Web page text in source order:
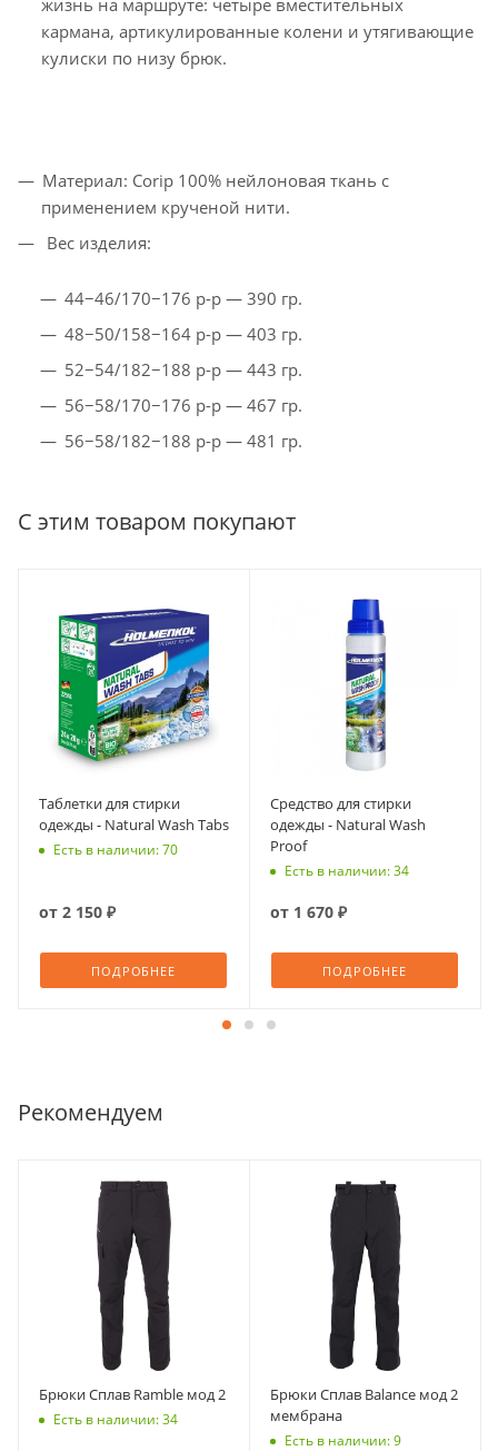
жизнь на маршруте: четыре вместительных
кармана, артикулированные колени и утягивающие
кулиски по низу брюк.
Материал: Corip 100% нейлоновая ткань с
применением крученой нити.
Вес изделия:
44−46/170−176 р-р — 390 гр.
48−50/158−164 р-р — 403 гр.
52−54/182−188 р-р — 443 гр.
56−58/170−176 р-р — 467 гр.
56−58/182−188 р-р — 481 гр.
С этим товаром покупают
Таблетки для стирки
одежды - Natural Wash Tabs
Есть в наличии: 70
от 2 150 ₽
ПОДРОБНЕЕ
Средство для стирки
одежды - Natural Wash
Proof
Есть в наличии: 34
от 1 670 ₽
ПОДРОБНЕЕ
Рекомендуем
Брюки Сплав Ramble мод 2
Есть в наличии: 34
Брюки Сплав Balance мод 2
мембрана
Есть в наличии: 9